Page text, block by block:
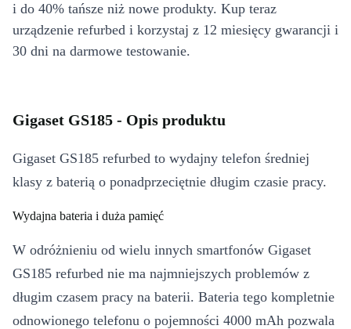
i do 40% tańsze niż nowe produkty. Kup teraz
urządzenie refurbed i korzystaj z 12 miesięcy gwarancji i
30 dni na darmowe testowanie.
Gigaset GS185 - Opis produktu
Gigaset GS185 refurbed to wydajny telefon średniej
klasy z baterią o ponadprzeciętnie długim czasie pracy.
Wydajna bateria i duża pamięć
W odróżnieniu od wielu innych smartfonów Gigaset
GS185 refurbed nie ma najmniejszych problemów z
długim czasem pracy na baterii. Bateria tego kompletnie
odnowionego telefonu o pojemności 4000 mAh pozwala